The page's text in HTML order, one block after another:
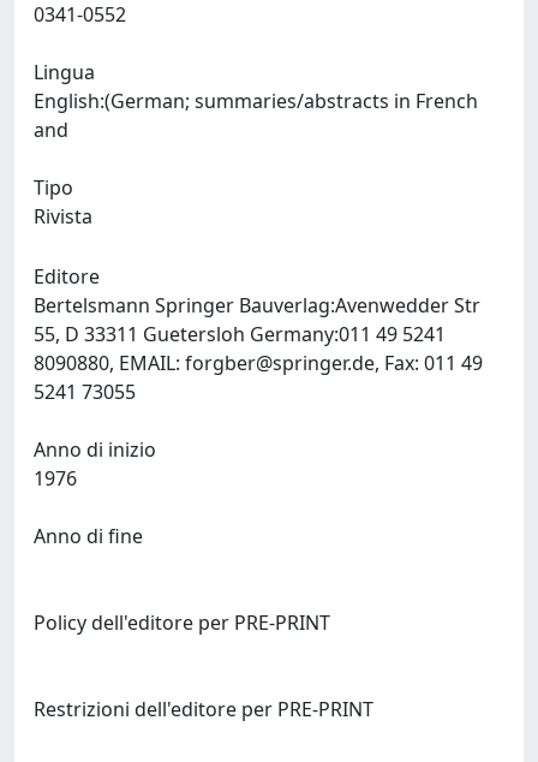
Lingua
English:(German; summaries/abstracts in French
Tipo
Rivista
Editore
Bertelsmann Springer Bauverlag:Avenwedder Str
55, D 33311 Guetersloh Germany:011 49 5241
8090880, EMAIL: forgber@springer.de, Fax: 011 49
Anno di inizio
Anno di fine
Policy dell'editore per PRE-PRINT
Restrizioni dell'editore per PRE-PRINT